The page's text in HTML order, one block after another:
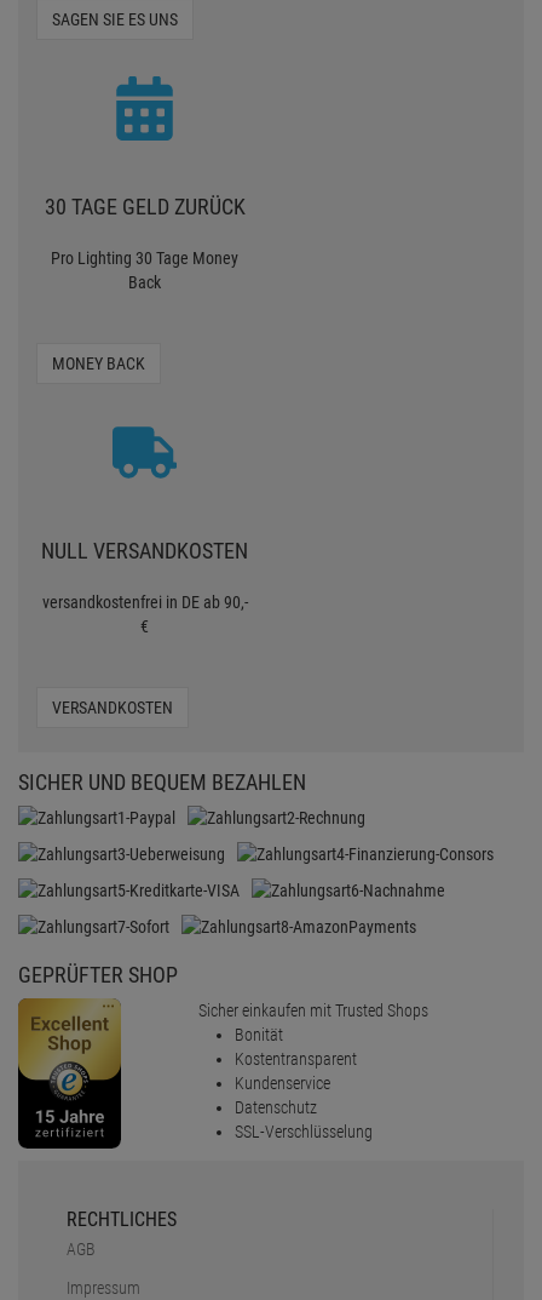
SAGEN SIE ES UNS
30 TAGE GELD ZURÜCK
Pro Lighting 30 Tage Money
Back
MONEY BACK
NULL VERSANDKOSTEN
versandkostenfrei in DE ab 90,-
€
VERSANDKOSTEN
SICHER UND BEQUEM BEZAHLEN
GEPRÜFTER SHOP
Sicher einkaufen mit Trusted Shops
Bonität
Kostentransparent
Kundenservice
Datenschutz
SSL-Verschlüsselung
RECHTLICHES
AGB
Impressum